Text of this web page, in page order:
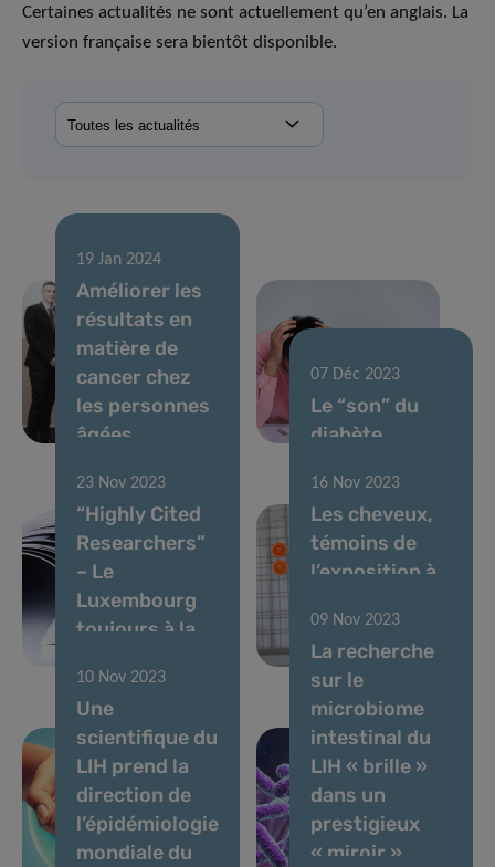
Certaines actualités ne sont actuellement qu’en anglais. La
version française sera bientôt disponible.
19 Jan 2024
Améliorer les
résultats en
matière de
cancer chez
les personnes
âgées
07 Déc 2023
Le “son” du
diabète
23 Nov 2023
“Highly Cited
Researchers”
– Le
Luxembourg
toujours à la
16 Nov 2023
Les cheveux,
témoins de
l’exposition à
substances
chimiques
10 Nov 2023
Une
scientifique du
LIH prend la
direction de
l’épidémiologie
mondiale du
09 Nov 2023
La recherche
sur le
microbiome
intestinal du
LIH « brille »
dans un
prestigieux
« miroir »